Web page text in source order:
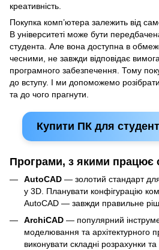
креативність.
Покупка комп’ютера залежить від
В університеті може бути
студента. Але вона доступна в
чесними, не завжди відповідає
програмного забезпечення. Тому
до вступу. І ми допоможемо
та до чого прагнути.
Купити ПК для
Програми, з якими працює
AutoCAD — золотий стандарт
у 3D. Планувати конфігурацію
AutoCAD — завжди правильне
ArchiCAD — популярний
моделювання та архітектурного
виконувати складні розрахунки